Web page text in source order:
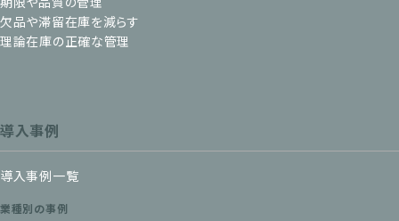
欠品や滞留在庫を減らす
理論在庫の正確な管理
導入事例
導入事例一覧
業種別の事例